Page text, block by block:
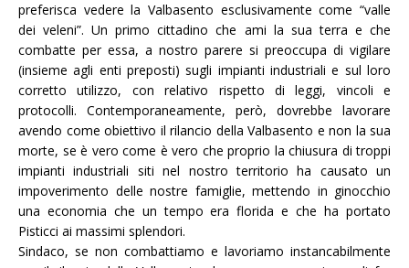
preferisca vedere la Valbasento esclusivamente come “valle
dei veleni”. Un primo cittadino che ami la sua terra e che
combatte per essa, a nostro parere si preoccupa di vigilare
(insieme agli enti preposti) sugli impianti industriali e sul loro
corretto utilizzo, con relativo rispetto di leggi, vincoli e
protocolli. Contemporaneamente, però, dovrebbe lavorare
avendo come obiettivo il rilancio della Valbasento e non la sua
morte, se è vero come è vero che proprio la chiusura di troppi
impianti industriali siti nel nostro territorio ha causato un
impoverimento delle nostre famiglie, mettendo in ginocchio
una economia che un tempo era florida e che ha portato
Pisticci ai massimi splendori.
Sindaco, se non combattiamo e lavoriamo instancabilmente